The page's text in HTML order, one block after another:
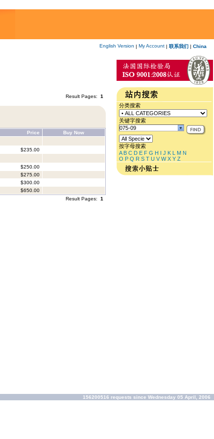
English Version | My Account | 联系我们 | China
Result Pages: 1
Price Buy Now
$235.00
$250.00
$275.00
$300.00
$650.00
Result Pages: 1
分类搜索
关键字搜索
按字母搜索
A B C D E F G H I J K L M N
O P Q R S T U V W X Y Z
156200516 requests since Wednesday 05 April, 2006